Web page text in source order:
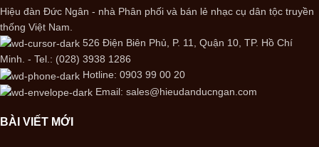
Hiệu đàn Đức Ngân - nhà Phân phối và bán lẻ nhạc cụ dân tộc truyền
thống Việt Nam.
526 Điện Biên Phủ, P. 11, Quận 10, TP. Hồ Chí
Minh. - Tel.: (028) 3938 1286
Hotline: 0903 99 00 20
Email: sales@hieudanducngan.com
BÀI VIẾT MỚI